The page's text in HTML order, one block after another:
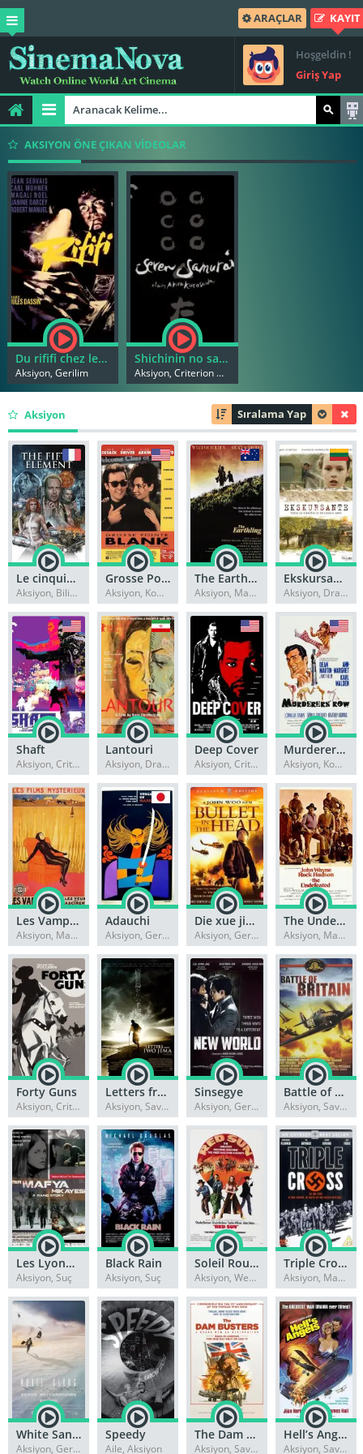
ARAÇLAR KAYIT
Hoşgeldin !
Giriş Yap
AKSIYON ÖNE ÇIKAN VİDEOLAR
Du rififi chez les hommes
Aksiyon, Gerilim
Shichinin no samurai
Aksiyon, Criterion Collection
Aksiyon Sıralama Yap
Le cinquième élément
Aksiyon, Bilim-Kurgu
Grosse Pointe Blank
Aksiyon, Komedi
The Earthling
Aksiyon, Macera
Ekskursante
Aksiyon, Dram
Shaft
Aksiyon, Criterion Collection
Lantouri
Aksiyon, Dram
Deep Cover
Aksiyon, Criterion Collection
Murderers’ Row
Aksiyon, Komedi
Les Vampires
Aksiyon, Macera
Adauchi
Aksiyon, Gerilim
Die xue jie tou
Aksiyon, Gerilim
The Undefeated
Aksiyon, Macera
Forty Guns
Aksiyon, Criterion Collection
Letters from Iwo Jima
Aksiyon, Savaş
Sinsegye
Aksiyon, Gerilim
Battle of Britain
Aksiyon, Savaş
Les Lyonnais
Aksiyon, Suç
Black Rain
Aksiyon, Suç
Soleil Rouge
Aksiyon, Western
Triple Cross
Aksiyon, Macera
White Sands
Aksiyon, Gerilim
Speedy
Aile, Aksiyon
The Dam Busters
Aksiyon, Savaş
Hell’s Angels
Aksiyon, Savaş